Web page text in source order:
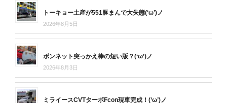
トーキョー土産が551豚まんで大失態(‘ω’)ノ
2026年8月5日
ボンネット突っかえ棒の短い版？(‘ω’)ノ
2026年8月3日
ミライースCVTターボFcon現車完成！(‘ω’)ノ